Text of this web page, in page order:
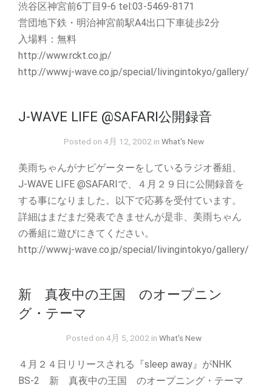
渋谷区神宮前6丁目9-6 tel:03-5469-8171
営団地下鉄・明治神宮前駅A4出口下車徒歩2分
入場料：無料
http://www.rckt.co.jp/
http://www.j-wave.co.jp/special/livingintokyo/gallery/
J-WAVE LIFE @SAFARI公開録音
Posted on 4月 12, 2002 in What's New
美雨ちゃんがナビゲーターをしているラジオ番組、
J-WAVE LIFE @SAFARIで、４月２９日に公開録音を
する事になりました。以下で応募を受付ています。
詳細はまだまだ発表できませんが是非、美雨ちゃん
の番組に遊びにきてください。
http://www.j-wave.co.jp/special/livingintokyo/gallery/
新 真夜中の王国 のオープニン
グ・テーマ
Posted on 4月 5, 2002 in What's New
４月２４日リリースされる『sleep away』がNHK
BS-2 新 真夜中の王国 のオープニング・テーマ